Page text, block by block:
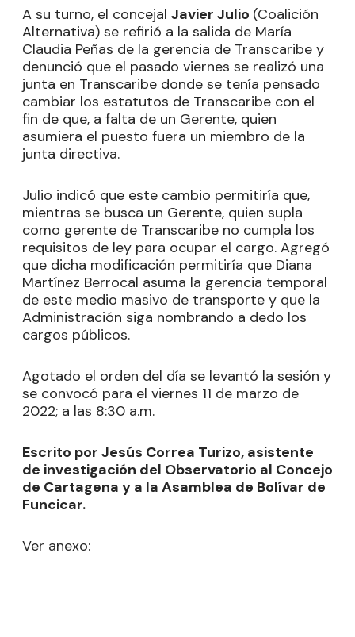
A su turno, el concejal Javier Julio (Coalición
Alternativa) se refirió a la salida de María
Claudia Peñas de la gerencia de Transcaribe y
denunció que el pasado viernes se realizó una
junta en Transcaribe donde se tenía pensado
cambiar los estatutos de Transcaribe con el
fin de que, a falta de un Gerente, quien
asumiera el puesto fuera un miembro de la
junta directiva.
Julio indicó que este cambio permitiría que,
mientras se busca un Gerente, quien supla
como gerente de Transcaribe no cumpla los
requisitos de ley para ocupar el cargo. Agregó
que dicha modificación permitiría que Diana
Martínez Berrocal asuma la gerencia temporal
de este medio masivo de transporte y que la
Administración siga nombrando a dedo los
cargos públicos.
Agotado el orden del día se levantó la sesión y
se convocó para el viernes 11 de marzo de
2022; a las 8:30 a.m.
Escrito por Jesús Correa Turizo, asistente
de investigación del Observatorio al Concejo
de Cartagena y a la Asamblea de Bolívar de
Funcicar.
Ver anexo: